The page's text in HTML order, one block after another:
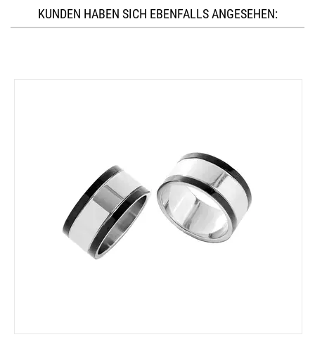
KUNDEN HABEN SICH EBENFALLS ANGESEHEN: